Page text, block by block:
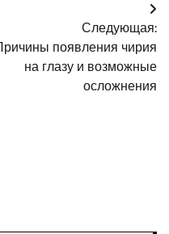
Следующая:
появления чирия
на глазу и возможные
осложнения